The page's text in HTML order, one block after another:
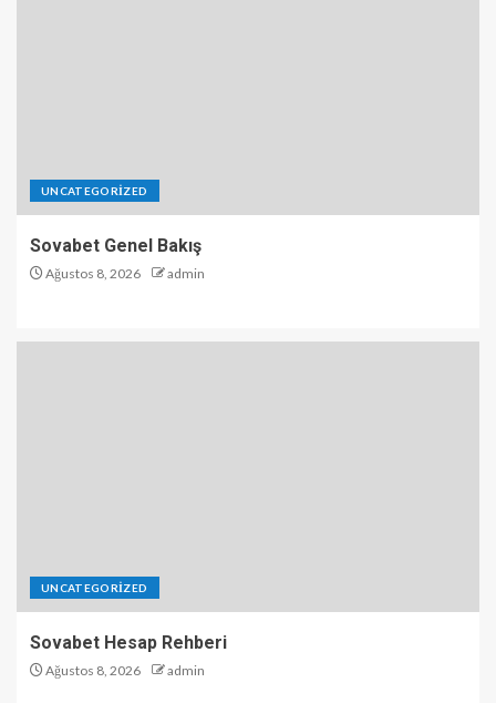
UNCATEGORIZED
Sovabet Genel Bakış
Ağustos 8, 2026 admin
UNCATEGORIZED
Sovabet Hesap Rehberi
Ağustos 8, 2026 admin